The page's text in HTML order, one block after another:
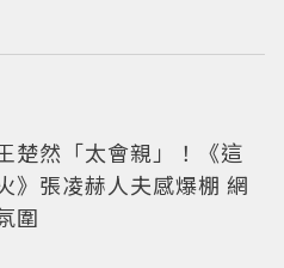
楚然「太會親」！《這
》張凌赫人夫感爆棚 網
圍